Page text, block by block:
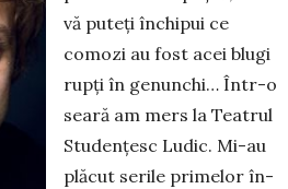
vă puteți închipui ce
comozi au fost acei blugi
rupți în genunchi… Într-o
seară am mers la Teatrul
Studențesc Ludic. Mi-au
plăcut serile primelor în­